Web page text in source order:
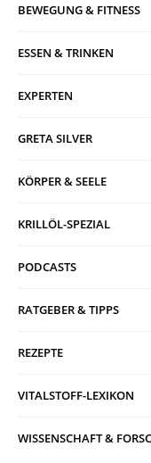
BEWEGUNG & FITNESS
ESSEN & TRINKEN
EXPERTEN
GRETA SILVER
KÖRPER & SEELE
KRILLÖL-SPEZIAL
PODCASTS
RATGEBER & TIPPS
REZEPTE
VITALSTOFF-LEXIKON
WISSENSCHAFT &